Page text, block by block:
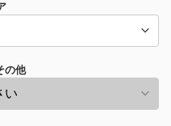
の他